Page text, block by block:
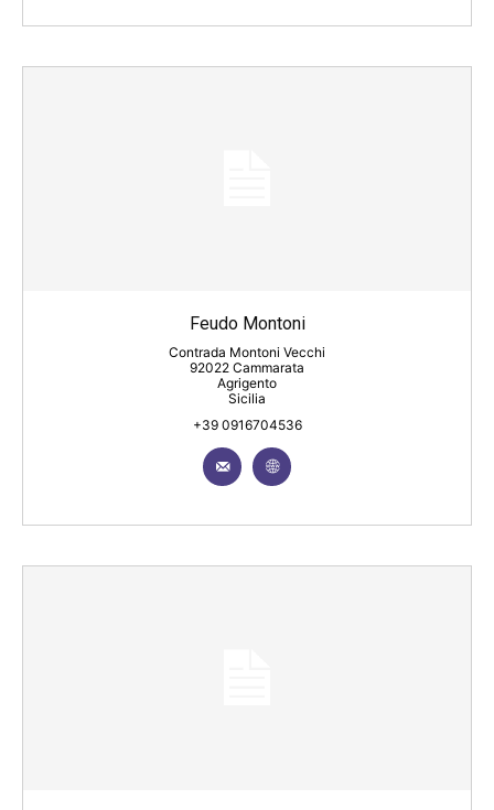
Feudo Montoni
Contrada Montoni Vecchi
92022 Cammarata
Agrigento
Sicilia
+39 0916704536